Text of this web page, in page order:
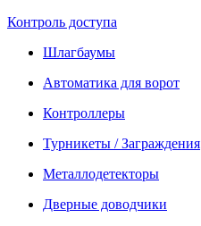
Контроль доступа
Шлагбаумы
Автоматика для ворот
Контроллеры
Турникеты / Заграждения
Металлодетекторы
Дверные доводчики